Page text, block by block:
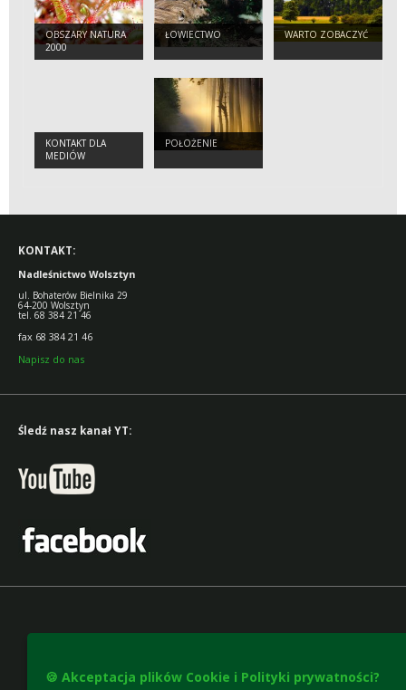
OBSZARY NATURA
2000
ŁOWIECTWO WARTO ZOBACZYĆ
KONTAKT DLA
MEDIÓW
POŁOŻENIE
KONTAKT:
Nadleśnictwo Wolsztyn
ul. Bohaterów Bielnika 29
64-200 Wolsztyn
tel. 68 384 21 46
fax 68 384 21 46
Napisz do nas
Śledź nasz kanał YT:
🍪 Akceptacja plików Cookie i Polityki prywatności?